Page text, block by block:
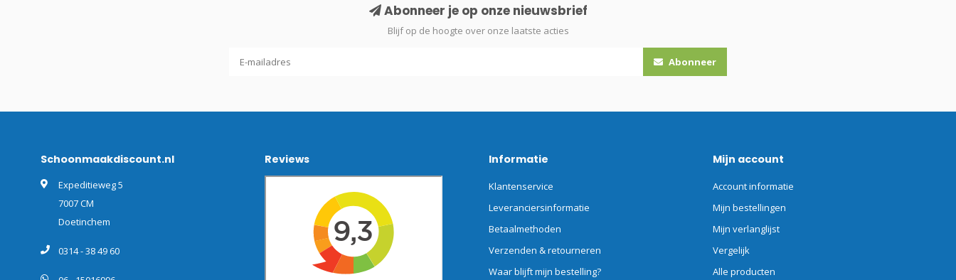
Abonneer je op onze nieuwsbrief
Blijf op de hoogte over onze laatste acties
Abonneer
Schoonmaakdiscount.nl
Expeditieweg 5
7007 CM
Doetinchem
0314 - 38 49 60
Reviews Informatie
Klantenservice
Leveranciersinformatie
Betaalmethoden
Verzenden & retourneren
Waar blijft mijn bestelling?
Mijn account
Account informatie
Mijn bestellingen
Mijn verlanglijst
Vergelijk
Alle producten